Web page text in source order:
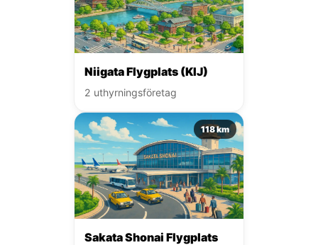
Niigata Flygplats (KIJ)
2 uthyrningsföretag
118 km
Sakata Shonai Flygplats